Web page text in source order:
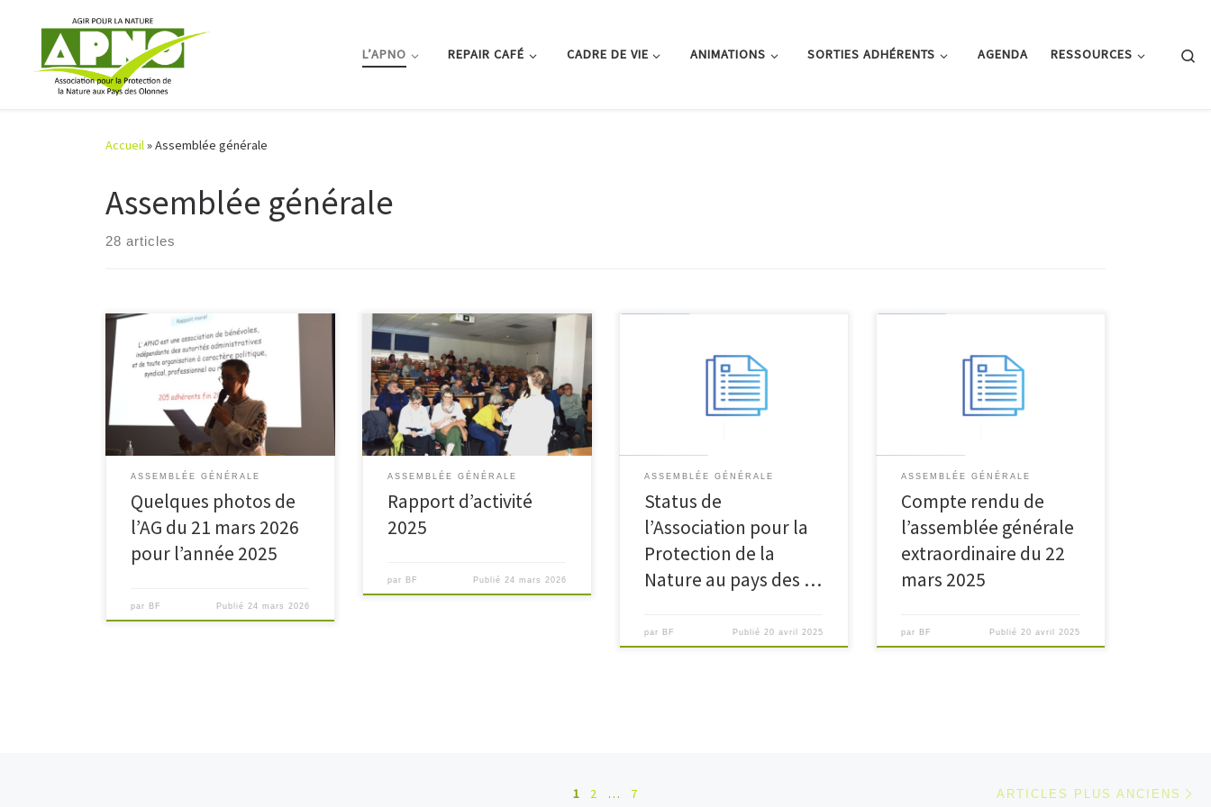
Passer au contenu
L’APNO REPAIR CAFÉ CADRE DE VIE ANIMATIONS SORTIES ADHÉRENTS AGENDA RESSOURCES
Accueil»Assemblée générale
Assemblée générale
28 articles
ASSEMBLÉE GÉNÉRALE
Quelques photos de
l’AG du 21 mars 2026
pour l’année 2025
par BF Publié 24 mars 2026
ASSEMBLÉE GÉNÉRALE
Rapport d’activité
2025
par BF Publié 24 mars 2026
ASSEMBLÉE GÉNÉRALE
Status de
l’Association pour la
Protection de la
Nature au pays des …
par BF Publié 20 avril 2025
ASSEMBLÉE GÉNÉRALE
Compte rendu de
l’assemblée générale
extraordinaire du 22
mars 2025
par BF Publié 20 avril 2025
1 2 … 7 ARTICLES PLUS ANCIENS